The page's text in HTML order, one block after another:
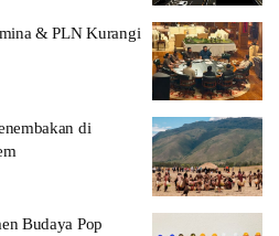
& PLN Kurangi
di
Budaya Pop